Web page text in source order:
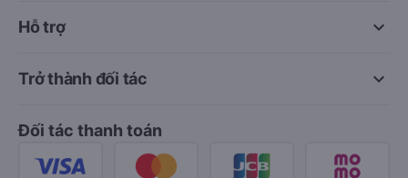
keyboard_arrow_down
Hỗ trợ
keyboard_arrow_down
Trở thành đối tác
Đối tác thanh toán